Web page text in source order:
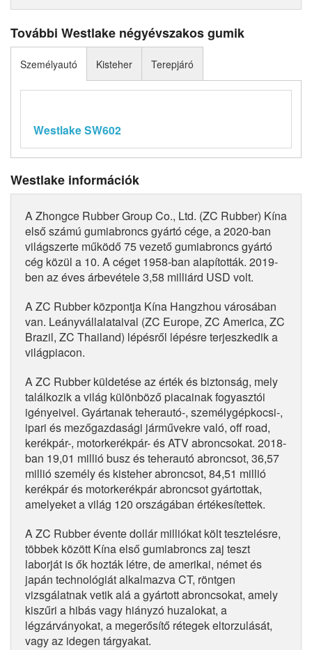
További Westlake négyévszakos gumik
Személyautó
Westlake SW602
Kisteher Terepjáró
Westlake információk
A Zhongce Rubber Group Co., Ltd. (ZC Rubber) Kína
első számú gumiabroncs gyártó cége, a 2020-ban
világszerte működő 75 vezető gumiabroncs gyártó
cég közül a 10. A céget 1958-ban alapították. 2019-
ben az éves árbevétele 3,58 milliárd USD volt.
A ZC Rubber központja Kína Hangzhou városában
van. Leányvállalataival (ZC Europe, ZC America, ZC
Brazil, ZC Thailand) lépésről lépésre terjeszkedik a
világpiacon.
A ZC Rubber küldetése az érték és biztonság, mely
találkozik a világ különböző piacainak fogyasztói
igényeivel. Gyártanak teherautó-, személygépkocsi-,
ipari és mezőgazdasági járművekre való, off road,
kerékpár-, motorkerékpár- és ATV abroncsokat. 2018-
ban 19,01 millió busz és teherautó abroncsot, 36,57
millió személy és kisteher abroncsot, 84,51 millió
kerékpár és motorkerékpár abroncsot gyártottak,
amelyeket a világ 120 országában értékesítettek.
A ZC Rubber évente dollár milliókat költ tesztelésre,
többek között Kína első gumiabroncs zaj teszt
laborját is ők hozták létre, de amerikai, német és
japán technológiát alkalmazva CT, röntgen
vizsgálatnak vetik alá a gyártott abroncsokat, amely
kiszűri a hibás vagy hiányzó huzalokat, a
légzárványokat, a megerősítő rétegek eltorzulását,
vagy az idegen tárgyakat.